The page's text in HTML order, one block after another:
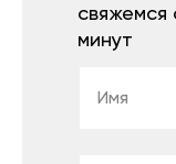
свяжемся
минут